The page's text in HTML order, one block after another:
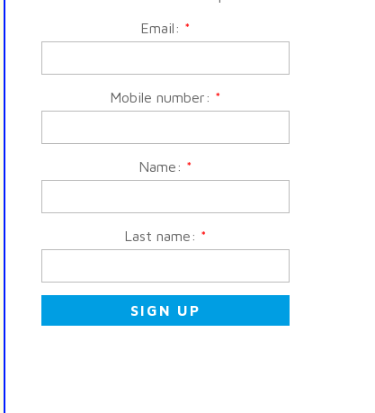
Email: *
Mobile number: *
Name: *
Last name: *